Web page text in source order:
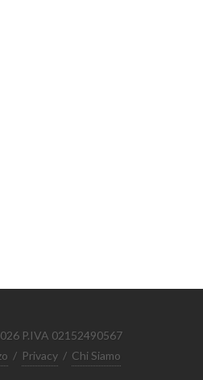
P.IVA 02152490567
/ Privacy / Chi Siamo